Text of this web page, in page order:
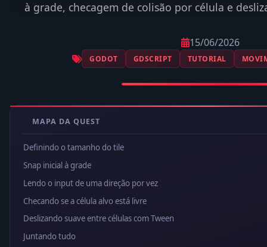
à grade, checagem de colisão por célula e
15/06/2026
GODOT GDSCRIPT TUTORIAL
MAPA DA QUEST
Definindo o tamanho do tile
Snap inicial à grade
Lendo o input de uma direção por vez
Checando se a célula alvo está livre
Deslizando suave entre células com Tween
Juntando tudo